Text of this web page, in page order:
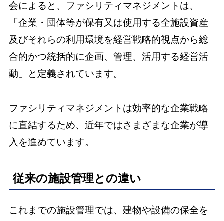
会によると、ファシリティマネジメントは、
「企業・団体等が保有又は使用する全施設資産
及びそれらの利用環境を経営戦略的視点から総
合的かつ統括的に企画、管理、活用する経営活
動」と定義されています。
ファシリティマネジメントは効率的な企業戦略
に直結するため、近年ではさまざまな企業が導
入を進めています。
従来の施設管理との違い
これまでの施設管理では、建物や設備の保全を